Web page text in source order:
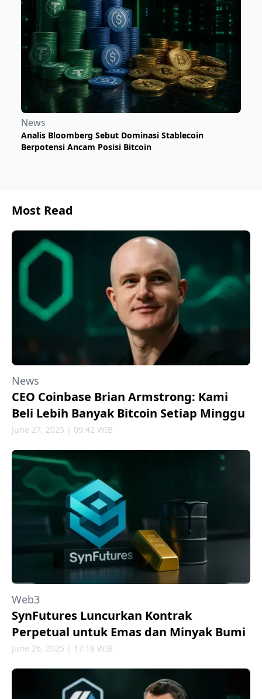
News
​Analis Bloomberg Sebut Dominasi Stablecoin
Berpotensi Ancam Posisi Bitcoin
Most Read
News
CEO Coinbase Brian Armstrong: Kami
Beli Lebih Banyak Bitcoin Setiap Minggu
June 27, 2025 | 09:42 WIB
Web3
SynFutures Luncurkan Kontrak
Perpetual untuk Emas dan Minyak Bumi
June 26, 2025 | 17:18 WIB